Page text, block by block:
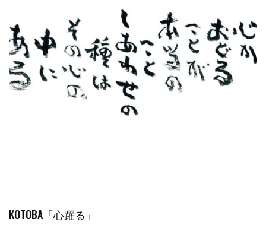
KOTOBA「心躍る」